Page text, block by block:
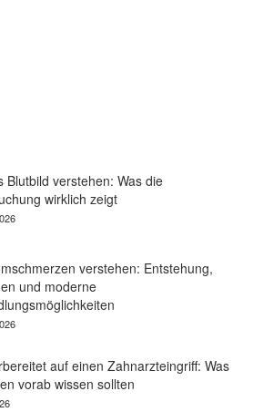
Blutbild verstehen: Was die
wirklich zeigt
verstehen: Entstehung,
und moderne
auf einen Zahnarzteingriff: Was
vorab wissen sollten